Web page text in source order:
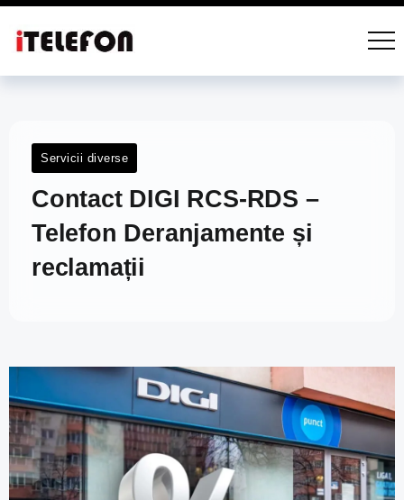
Servicii diverse
Contact DIGI RCS-RDS –
Telefon Deranjamente și
reclamații